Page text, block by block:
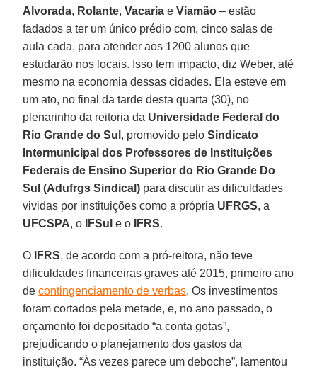
Alvorada, Rolante,Vacaria eViamão – estão
fadados a ter um único prédio com, cinco salas de
aula cada, para atender aos 1200 alunos que
estudarão nos locais. Isso tem impacto, diz Weber, até
mesmo na economia dessas cidades. Ela esteve em
um ato, no final da tarde desta quarta (30), no
plenarinho da reitoria da Universidade Federal do
Rio Grande do Sul , promovido peloSindicato
Intermunicipal dos Professores de Instituições
Federais de Ensino Superior do Rio Grande Do
Sul (Adufrgs Sindical) para discutir as dificuldades
vividas por instituições como a própria UFRGS, a
UFCSPA, o IFSul e o IFRS.
O IFRS, de acordo com a pró-reitora, não teve
dificuldades financeiras graves até 2015, primeiro ano
decontingenciamento de verbas. Os investimentos
foram cortados pela metade, e, no ano passado, o
orçamento foi depositado “a conta gotas”,
prejudicando o planejamento dos gastos da
instituição. “Às vezes parece um deboche”, lamentou